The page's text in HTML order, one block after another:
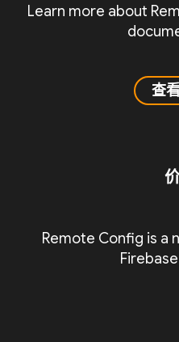
Learn more about
查
Remote Config is a